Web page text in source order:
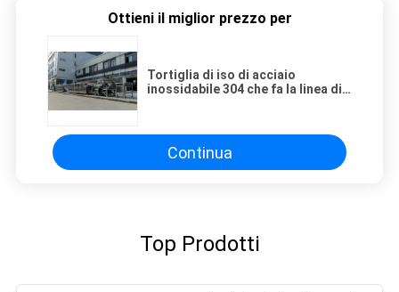
Ottieni il miglior prezzo per
Tortiglia di iso di acciaio
inossidabile 304 che fa la linea di
Continua
Top Prodotti